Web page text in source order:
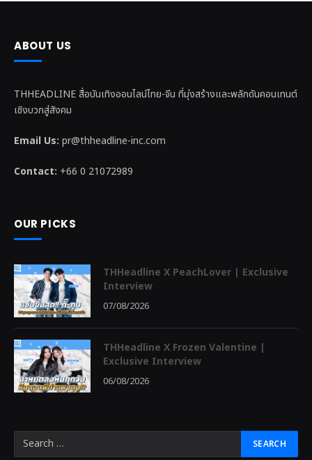
ABOUT US
THHEADLINE สื่อบันเทิงออนไลน์ไทย-จีน ที่มุ่งสร้างและพลักดันคอนเทนต์
เชิงบวกสู่สังคม
Email Us: pr@thheadline-inc.com
Contact: +66 0 21072989
OUR PICKS
THHeadline X PeachLover | Exclusive
Interview
07/08/2026
THHeadline X Frozen Valentine |
Exclusive Interview
06/08/2026